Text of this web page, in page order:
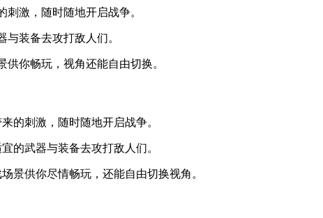
激，随时随地开启战争。
装备去攻打敌人们。
你畅玩，视角还能自由切换。
的刺激，随时随地开启战争。
的武器与装备去攻打敌人们。
景供你尽情畅玩，还能自由切换视角。